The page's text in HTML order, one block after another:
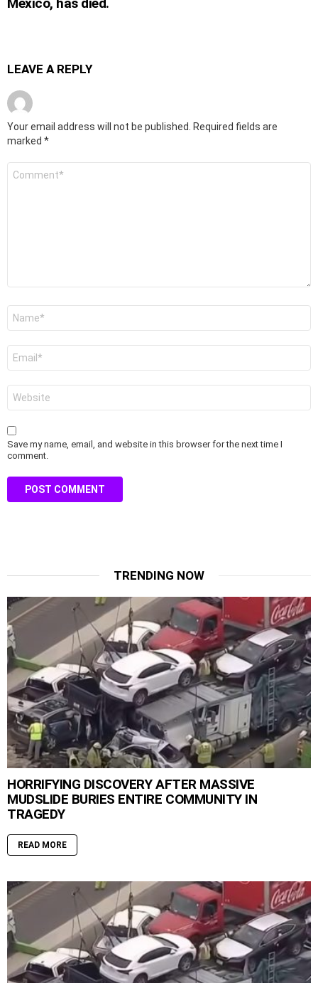
Mexico, has died.
LEAVE A REPLY
Your email address will not be published.
Required fields are
marked *
Save my name, email, and website in this browser for the next time I
comment.
TRENDING NOW
HORRIFYING DISCOVERY AFTER MASSIVE
MUDSLIDE BURIES ENTIRE COMMUNITY IN
TRAGEDY
READ MORE